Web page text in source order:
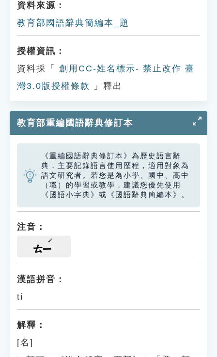
資料來源：
教育部國語辭典簡編本_題
授權資訊：
資料採「
創用CC-姓名標示- 禁止改作 臺
灣3.0版授權條款
」釋出
教育部重編國語辭典修訂本
《重編國語辭典修訂本》為歷史語言辭
典，主要記錄語言使用歷程，適用對象為
語文研究者。若您是為小學、國中、高中
（職）的學習或教學，建議您優先使用
《國語小字典》或《國語辭典簡編本》。
注音：
ㄊㄧ
漢語拼音：
tí
解釋：
[名]